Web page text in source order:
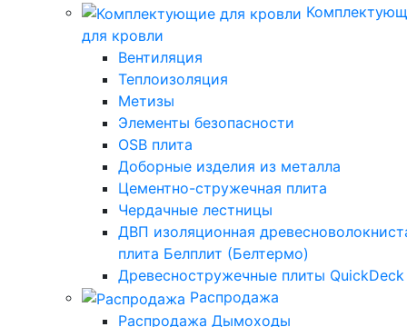
для кровли
Вентиляция
Теплоизоляция
Метизы
Элементы безопасности
OSB плита
Доборные изделия из металла
Цементно-стружечная плита
Чердачные лестницы
ДВП изоляционная
плита Белплит (Белтермо)
Древесностружечные плиты QuickDeck
Распродажа
Распродажа Дымоходы